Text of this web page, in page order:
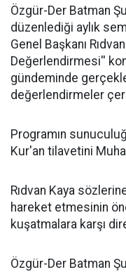
​Özgür-Der Batman
düzenlediği aylık
Genel Başkanı
Değerlendirmesi''
gündeminde
değerlendirmeler
Programın
Kur'an tilavetini
Rıdvan Kaya
hareket etmesinin
kuşatmalara karşı
Özgür-Der Batman